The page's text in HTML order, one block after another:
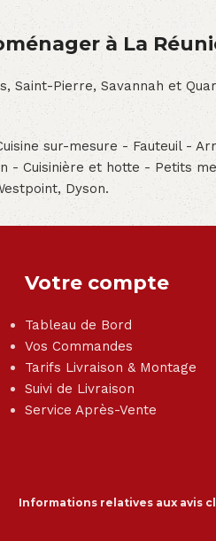
à La
Saint-Pierre, Savannah et
sur-mesure - Fauteuil -
Cuisinière et hotte - Petits
Dyson.
Votre compte
Tableau de Bord
Vos Commandes
Tarifs Livraison & Montage
Suivi de Livraison
Service Après-Vente
Informations relatives aux avis